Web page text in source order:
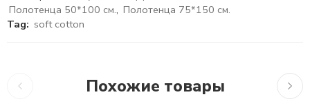
Полотенца 50*100 см., Полотенца 75*150 см.
Tag: soft cotton
Похожие товары